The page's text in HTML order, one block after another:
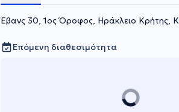
Έβανς 30, 1ος Όροφος, Ηράκλειο Κρήτης,
Επόμενη διαθεσιμότητα